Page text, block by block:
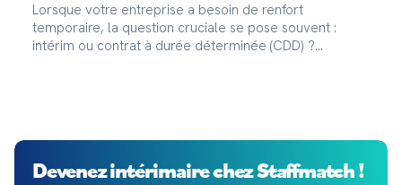
Lorsque votre entreprise a besoin de renfort
temporaire, la question cruciale se pose souvent :
intérim ou contrat à durée déterminée (CDD) ?
Devenez intérimaire chez Staffmatch !